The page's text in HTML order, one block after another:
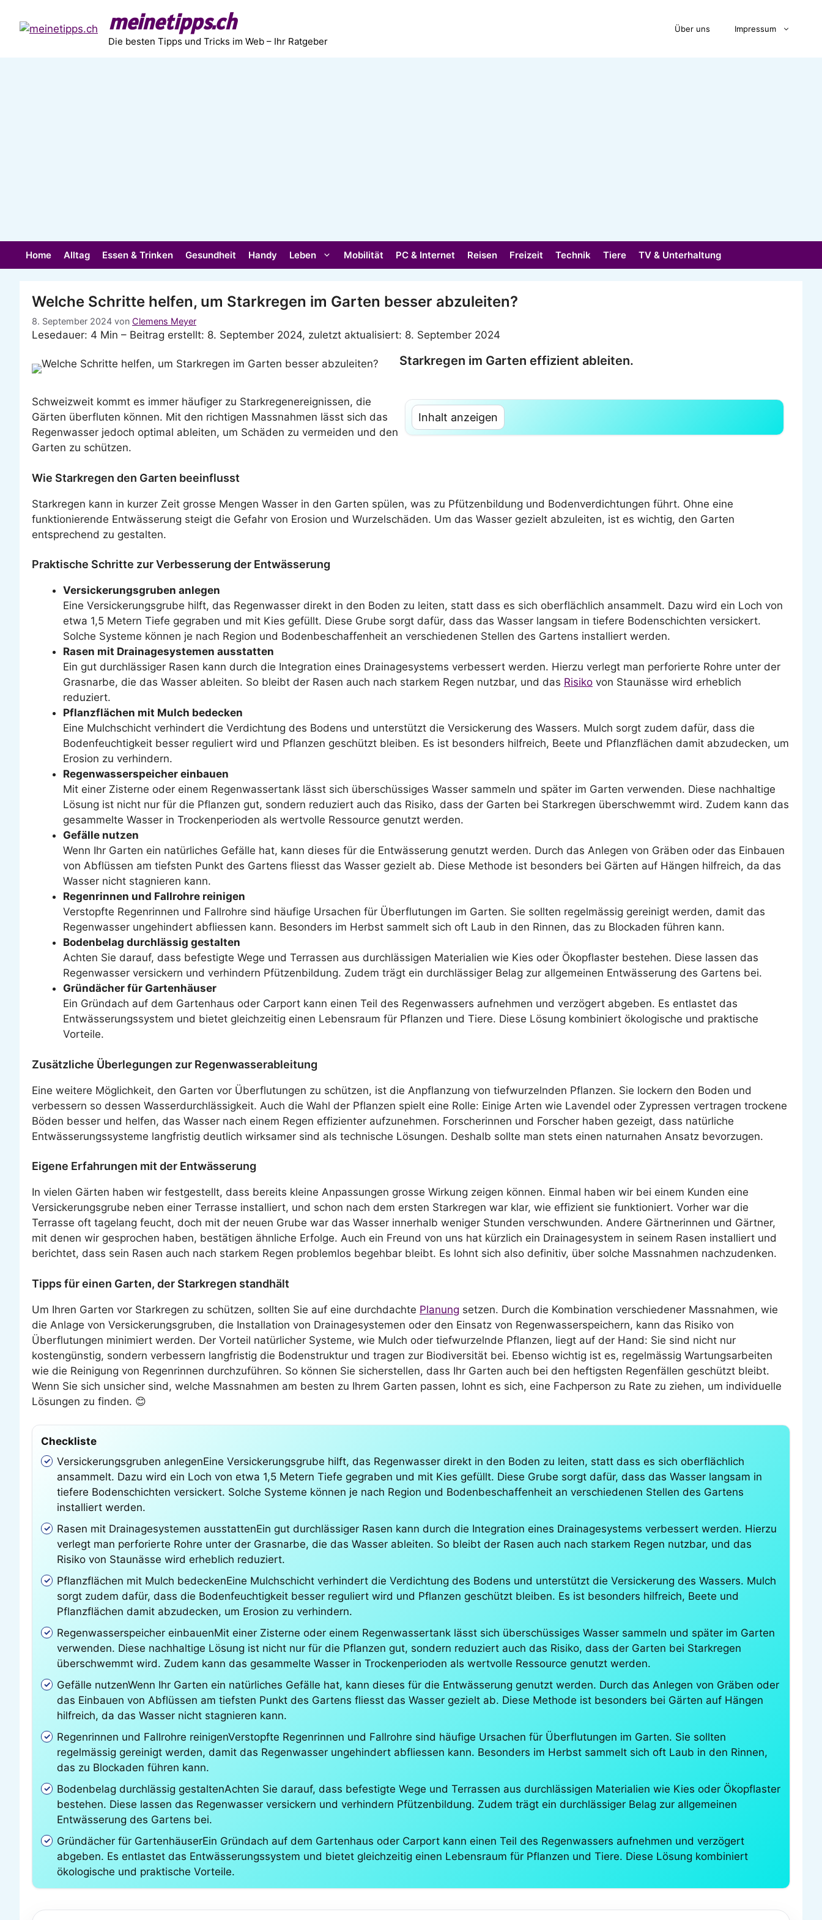
Inhalt
springen
meinetipps.ch
Die besten Tipps und Tricks im Web – Ihr Ratgeber
Über uns Impressum
Home Alltag Essen & Trinken Gesundheit Handy Leben Mobilität PC & Internet Reisen Freizeit Technik Tiere TV & Unterhaltung
Welche Schritte helfen, um Starkregen im Garten besser abzuleiten?
8. September 2024 von Clemens Meyer
Lesedauer: 4 Min – Beitrag erstellt: 8. September 2024, zuletzt aktualisiert: 8. September 2024
Inhalt anzeigen
Starkregen im Garten effizient ableiten.
Schweizweit kommt es immer häufiger zu Starkregenereignissen, die
Gärten überfluten können. Mit den richtigen Massnahmen lässt sich das
Regenwasser jedoch optimal ableiten, um Schäden zu vermeiden und den
Garten zu schützen.
Wie Starkregen den Garten beeinflusst
Starkregen kann in kurzer Zeit grosse Mengen Wasser in den Garten spülen, was zu Pfützenbildung und Bodenverdichtungen führt. Ohne eine
funktionierende Entwässerung steigt die Gefahr von Erosion und Wurzelschäden. Um das Wasser gezielt abzuleiten, ist es wichtig, den Garten
entsprechend zu gestalten.
Praktische Schritte zur Verbesserung der Entwässerung
Versickerungsgruben anlegen
Eine Versickerungsgrube hilft, das Regenwasser direkt in den Boden zu leiten, statt dass es sich oberflächlich ansammelt. Dazu wird ein Loch von
etwa 1,5 Metern Tiefe gegraben und mit Kies gefüllt. Diese Grube sorgt dafür, dass das Wasser langsam in tiefere Bodenschichten versickert.
Solche Systeme können je nach Region und Bodenbeschaffenheit an verschiedenen Stellen des Gartens installiert werden.
Rasen mit Drainagesystemen ausstatten
Ein gut durchlässiger Rasen kann durch die Integration eines Drainagesystems verbessert werden. Hierzu verlegt man perforierte Rohre unter der
Grasnarbe, die das Wasser ableiten. So bleibt der Rasen auch nach starkem Regen nutzbar, und das Risiko von Staunässe wird erheblich
reduziert.
Pflanzflächen mit Mulch bedecken
Eine Mulchschicht verhindert die Verdichtung des Bodens und unterstützt die Versickerung des Wassers. Mulch sorgt zudem dafür, dass die
Bodenfeuchtigkeit besser reguliert wird und Pflanzen geschützt bleiben. Es ist besonders hilfreich, Beete und Pflanzflächen damit abzudecken, um
Erosion zu verhindern.
Regenwasserspeicher einbauen
Mit einer Zisterne oder einem Regenwassertank lässt sich überschüssiges Wasser sammeln und später im Garten verwenden. Diese nachhaltige
Lösung ist nicht nur für die Pflanzen gut, sondern reduziert auch das Risiko, dass der Garten bei Starkregen überschwemmt wird. Zudem kann das
gesammelte Wasser in Trockenperioden als wertvolle Ressource genutzt werden.
Gefälle nutzen
Wenn Ihr Garten ein natürliches Gefälle hat, kann dieses für die Entwässerung genutzt werden. Durch das Anlegen von Gräben oder das Einbauen
von Abflüssen am tiefsten Punkt des Gartens fliesst das Wasser gezielt ab. Diese Methode ist besonders bei Gärten auf Hängen hilfreich, da das
Wasser nicht stagnieren kann.
Regenrinnen und Fallrohre reinigen
Verstopfte Regenrinnen und Fallrohre sind häufige Ursachen für Überflutungen im Garten. Sie sollten regelmässig gereinigt werden, damit das
Regenwasser ungehindert abfliessen kann. Besonders im Herbst sammelt sich oft Laub in den Rinnen, das zu Blockaden führen kann.
Bodenbelag durchlässig gestalten
Achten Sie darauf, dass befestigte Wege und Terrassen aus durchlässigen Materialien wie Kies oder Ökopflaster bestehen. Diese lassen das
Regenwasser versickern und verhindern Pfützenbildung. Zudem trägt ein durchlässiger Belag zur allgemeinen Entwässerung des Gartens bei.
Gründächer für Gartenhäuser
Ein Gründach auf dem Gartenhaus oder Carport kann einen Teil des Regenwassers aufnehmen und verzögert abgeben. Es entlastet das
Entwässerungssystem und bietet gleichzeitig einen Lebensraum für Pflanzen und Tiere. Diese Lösung kombiniert ökologische und praktische
Vorteile.
Zusätzliche Überlegungen zur Regenwasserableitung
Eine weitere Möglichkeit, den Garten vor Überflutungen zu schützen, ist die Anpflanzung von tiefwurzelnden Pflanzen. Sie lockern den Boden und
verbessern so dessen Wasserdurchlässigkeit. Auch die Wahl der Pflanzen spielt eine Rolle: Einige Arten wie Lavendel oder Zypressen vertragen trockene
Böden besser und helfen, das Wasser nach einem Regen effizienter aufzunehmen. Forscherinnen und Forscher haben gezeigt, dass natürliche
Entwässerungssysteme langfristig deutlich wirksamer sind als technische Lösungen. Deshalb sollte man stets einen naturnahen Ansatz bevorzugen.
Eigene Erfahrungen mit der Entwässerung
In vielen Gärten haben wir festgestellt, dass bereits kleine Anpassungen grosse Wirkung zeigen können. Einmal haben wir bei einem Kunden eine
Versickerungsgrube neben einer Terrasse installiert, und schon nach dem ersten Starkregen war klar, wie effizient sie funktioniert. Vorher war die
Terrasse oft tagelang feucht, doch mit der neuen Grube war das Wasser innerhalb weniger Stunden verschwunden. Andere Gärtnerinnen und Gärtner,
mit denen wir gesprochen haben, bestätigen ähnliche Erfolge. Auch ein Freund von uns hat kürzlich ein Drainagesystem in seinem Rasen installiert und
berichtet, dass sein Rasen auch nach starkem Regen problemlos begehbar bleibt. Es lohnt sich also definitiv, über solche Massnahmen nachzudenken.
Tipps für einen Garten, der Starkregen standhält
Um Ihren Garten vor Starkregen zu schützen, sollten Sie auf eine durchdachte Planung setzen. Durch die Kombination verschiedener Massnahmen, wie
die Anlage von Versickerungsgruben, die Installation von Drainagesystemen oder den Einsatz von Regenwasserspeichern, kann das Risiko von
Überflutungen minimiert werden. Der Vorteil natürlicher Systeme, wie Mulch oder tiefwurzelnde Pflanzen, liegt auf der Hand: Sie sind nicht nur
kostengünstig, sondern verbessern langfristig die Bodenstruktur und tragen zur Biodiversität bei. Ebenso wichtig ist es, regelmässig Wartungsarbeiten
wie die Reinigung von Regenrinnen durchzuführen. So können Sie sicherstellen, dass Ihr Garten auch bei den heftigsten Regenfällen geschützt bleibt.
Wenn Sie sich unsicher sind, welche Massnahmen am besten zu Ihrem Garten passen, lohnt es sich, eine Fachperson zu Rate zu ziehen, um individuelle
Lösungen zu finden. 😊
Checkliste
Versickerungsgruben anlegenEine Versickerungsgrube hilft, das Regenwasser direkt in den Boden zu leiten, statt dass es sich oberflächlich
ansammelt. Dazu wird ein Loch von etwa 1,5 Metern Tiefe gegraben und mit Kies gefüllt. Diese Grube sorgt dafür, dass das Wasser langsam in
tiefere Bodenschichten versickert. Solche Systeme können je nach Region und Bodenbeschaffenheit an verschiedenen Stellen des Gartens
installiert werden.
Rasen mit Drainagesystemen ausstattenEin gut durchlässiger Rasen kann durch die Integration eines Drainagesystems verbessert werden. Hierzu
verlegt man perforierte Rohre unter der Grasnarbe, die das Wasser ableiten. So bleibt der Rasen auch nach starkem Regen nutzbar, und das
Risiko von Staunässe wird erheblich reduziert.
Pflanzflächen mit Mulch bedeckenEine Mulchschicht verhindert die Verdichtung des Bodens und unterstützt die Versickerung des Wassers. Mulch
sorgt zudem dafür, dass die Bodenfeuchtigkeit besser reguliert wird und Pflanzen geschützt bleiben. Es ist besonders hilfreich, Beete und
Pflanzflächen damit abzudecken, um Erosion zu verhindern.
Regenwasserspeicher einbauenMit einer Zisterne oder einem Regenwassertank lässt sich überschüssiges Wasser sammeln und später im Garten
verwenden. Diese nachhaltige Lösung ist nicht nur für die Pflanzen gut, sondern reduziert auch das Risiko, dass der Garten bei Starkregen
überschwemmt wird. Zudem kann das gesammelte Wasser in Trockenperioden als wertvolle Ressource genutzt werden.
Gefälle nutzenWenn Ihr Garten ein natürliches Gefälle hat, kann dieses für die Entwässerung genutzt werden. Durch das Anlegen von Gräben oder
das Einbauen von Abflüssen am tiefsten Punkt des Gartens fliesst das Wasser gezielt ab. Diese Methode ist besonders bei Gärten auf Hängen
hilfreich, da das Wasser nicht stagnieren kann.
Regenrinnen und Fallrohre reinigenVerstopfte Regenrinnen und Fallrohre sind häufige Ursachen für Überflutungen im Garten. Sie sollten
regelmässig gereinigt werden, damit das Regenwasser ungehindert abfliessen kann. Besonders im Herbst sammelt sich oft Laub in den Rinnen,
das zu Blockaden führen kann.
Bodenbelag durchlässig gestaltenAchten Sie darauf, dass befestigte Wege und Terrassen aus durchlässigen Materialien wie Kies oder Ökopflaster
bestehen. Diese lassen das Regenwasser versickern und verhindern Pfützenbildung. Zudem trägt ein durchlässiger Belag zur allgemeinen
Entwässerung des Gartens bei.
Gründächer für GartenhäuserEin Gründach auf dem Gartenhaus oder Carport kann einen Teil des Regenwassers aufnehmen und verzögert
abgeben. Es entlastet das Entwässerungssystem und bietet gleichzeitig einen Lebensraum für Pflanzen und Tiere. Diese Lösung kombiniert
ökologische und praktische Vorteile.